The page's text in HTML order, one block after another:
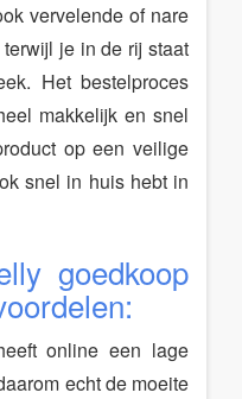
vervelende of nare
je in de rij staat
Het bestelproces
makkelijk en snel
op een veilige
snel in huis hebt in
goedkoop
online een lage
echt de moeite